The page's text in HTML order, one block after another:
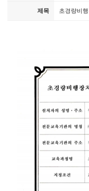
제목 초경량비